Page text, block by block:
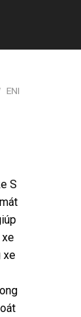
ENI
S
xe
xe